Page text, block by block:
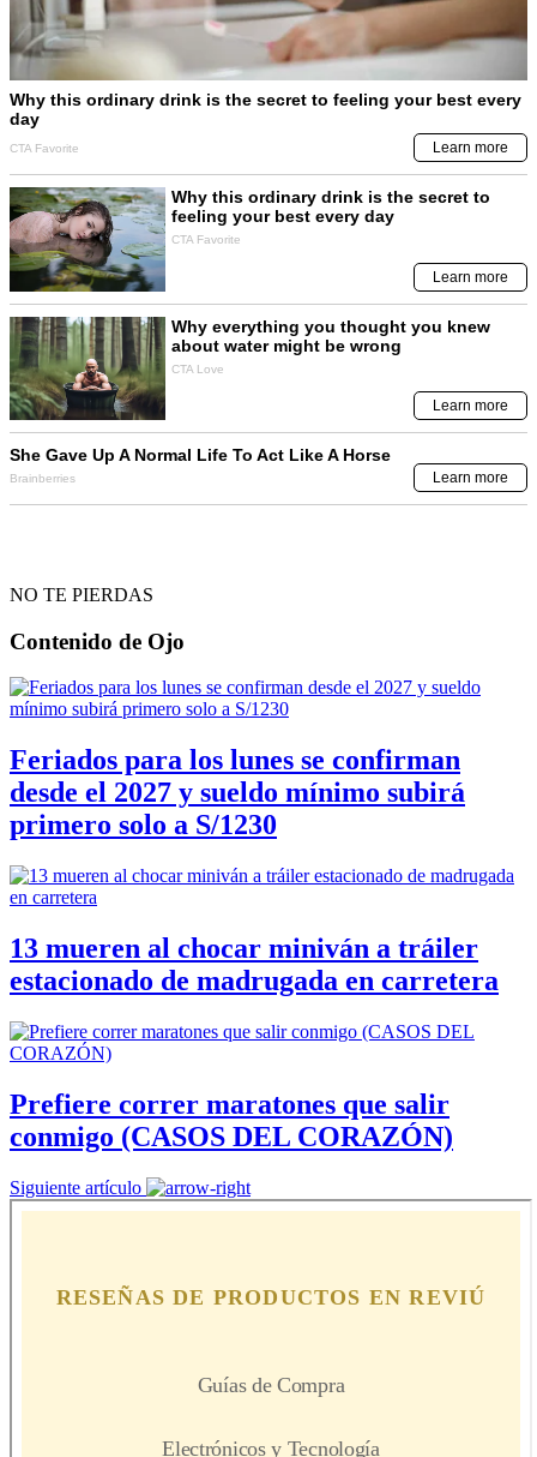
NO TE PIERDAS
Contenido de Ojo
Feriados para los lunes se confirman
desde el 2027 y sueldo mínimo subirá
primero solo a S/1230
13 mueren al chocar miniván a tráiler
estacionado de madrugada en carretera
Prefiere correr maratones que salir
conmigo (CASOS DEL CORAZÓN)
Siguiente artículo